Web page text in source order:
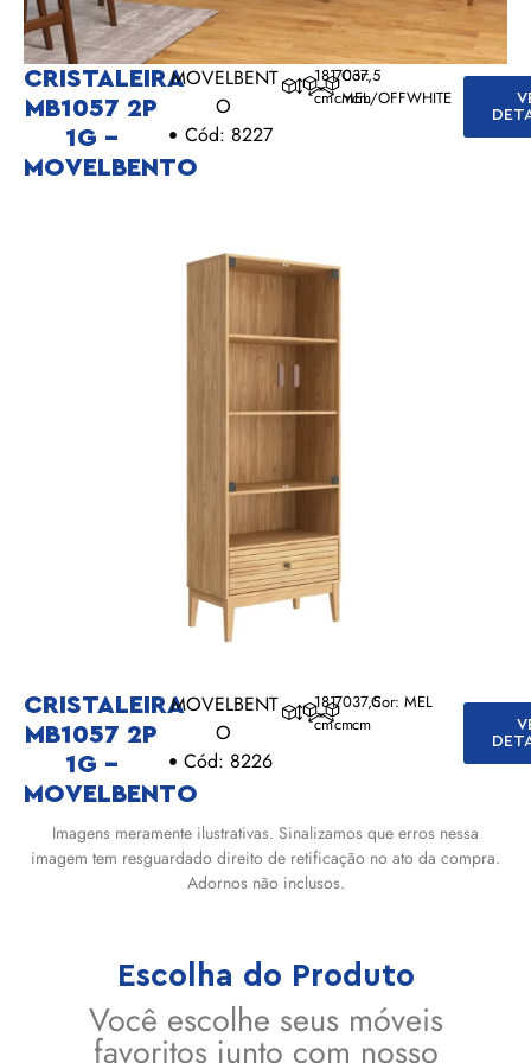
CRISTALEIRA
MB1057 2P
1G –
MOVELBENTO
MOVELBENT
O
Cód: 8227
181
cm
70
cm
37,5
cm
Cor:
MEL/OFFWHITE
CRISTALEIRA
MB1057 2P
1G –
MOVELBENTO
MOVELBENT
O
Cód: 8226
181
cm
70
cm
37,5
cm
Cor: MEL
Imagens meramente ilustrativas. Sinalizamos que erros nessa
imagem tem resguardado direito de retificação no ato da compra.
Adornos não inclusos.
Escolha do Produto
Você escolhe seus móveis
favoritos junto com nosso